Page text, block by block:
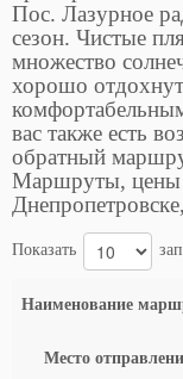
Пос. Лазурное
сезон. Чистые
множество
хорошо
вас также есть
обратный
Маршруты, цены
Показать
Наименование
Место